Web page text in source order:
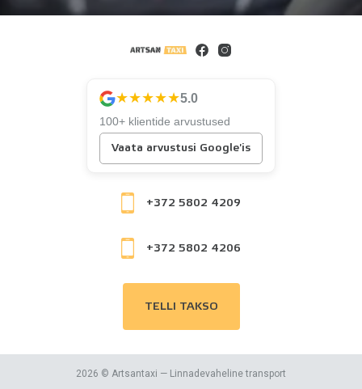
★★★★★5.0
100+ klientide arvustused
Vaata arvustusi Google'is
+372 5802 4209
+372 5802 4206
TELLI TAKSO
2026 © Artsantaxi — Linnadevaheline transport